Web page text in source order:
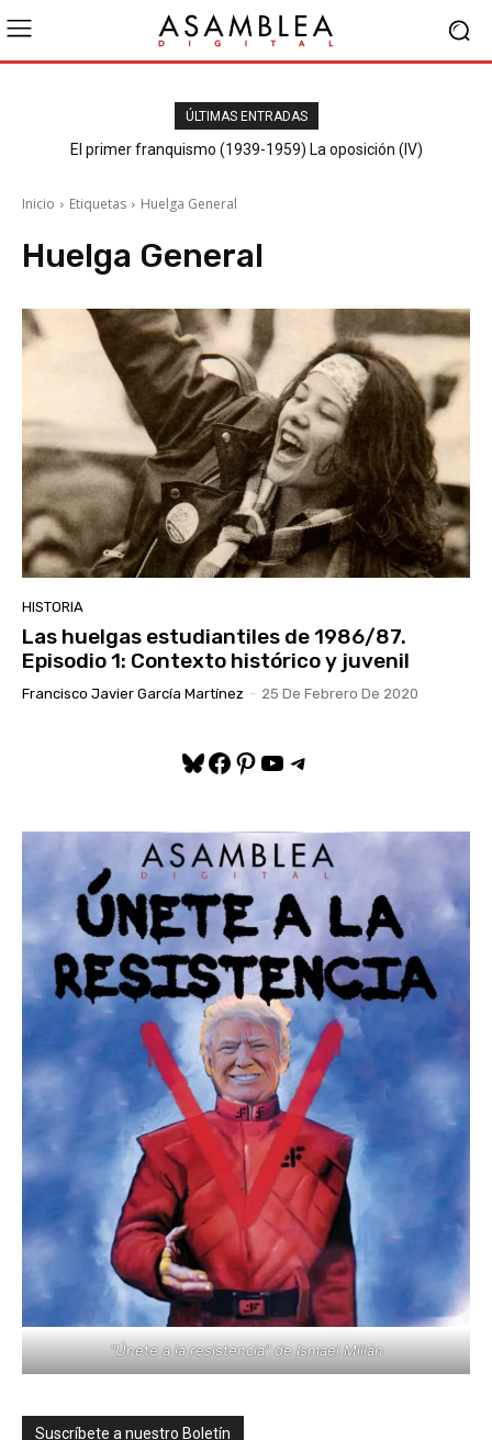
ÚLTIMAS ENTRADAS
El primer franquismo (1939-1959) La oposición (IV)
Inicio Etiquetas Huelga General
Huelga General
HISTORIA
Las huelgas estudiantiles de 1986/87.
Episodio 1: Contexto histórico y juvenil
Francisco Javier García Martínez - 25 De Febrero De 2020
Bluesky
Facebook
Pinterest
YouTube
Telegram
"Únete a la resistencia" de Ismael Millán
Suscríbete a nuestro Boletín